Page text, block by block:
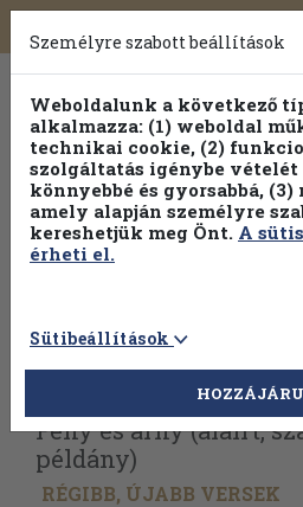
Toggle
navigation
Vissza az előző oldalra
Fény és árny (aláírt,
példány)
RÉGIBB, ÚJABB VERSEK
Személyre szabott beállítások
Weboldalunk a következő
alkalmazza: (1) weboldal
technikai cookie, (2)
szolgáltatás igénybe vételét
könnyebbé és gyorsabbá,
amely alapján személyre
kereshetjük meg Önt. A
érheti el.
Sütibeállítások